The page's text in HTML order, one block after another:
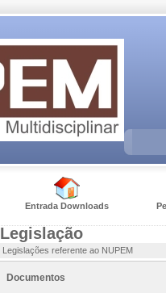
Entrada Downloads
Legislação
Legislações referente ao NUPEM
Documentos